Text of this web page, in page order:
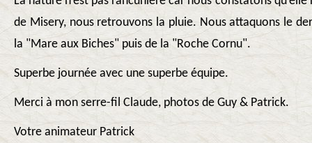
de Misery, nous retrouvons la pluie. Nous attaquons le
la "Mare aux Biches" puis de la "Roche Cornu".
Superbe journée avec une superbe équipe.
Merci à mon serre-fil Claude, photos de Guy & Patrick.
Votre animateur Patrick